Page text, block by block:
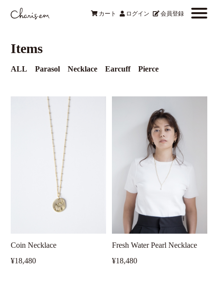
カート ログイン 会員登録
Items
ALL Parasol Necklace Earcuff Pierce
Coin Necklace
¥18,480
Fresh Water Pearl Necklace
¥18,480